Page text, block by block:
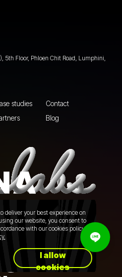
deliver your best experience on
our website, you consent to
with our cookies policy
I allow
cookies
5th Floor, Phloen Chit Road, Lumphini,
studies
Contact
Blog
reserved. |